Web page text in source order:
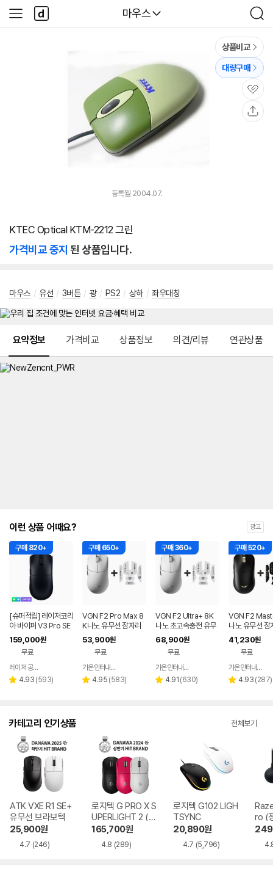
다나와
마우스
검
색
사
이
다
나
와
상품비교
대량구매
관
심
등록월 2004.07.
KTEC Optical KTM-2212 그린
가격비교 중지 된 상품입니다.
마우스 / 유선 / 3버튼 / 광 / PS2 / 상하 / 좌우대칭
요약정보 가격비교 상품정보 의견/리뷰 연관상품
이런 상품 어때요? 광고
구매 820+
[슈퍼적립] 레이저코리
아 바이퍼 V3 Pro SE
바브삼 e스포츠 무선
게이밍 마우스
159,000원
무료
페이
레이저 공식스토어
별 4.93 리
(593)
구매 650+
VGN F2 Pro Max 8
K나노 유무선 잠자리
게이밍 마우스 화이트
53,900원
무료
페이
가온인터내셔날
별 4.95 리
(583)
구매 360+
VGN F2 Ultra+ 8K
나노 초고속충전 유무
선 잠자리 게이밍 마우
스 화이트
68,900원
무료
페이
가온인터내셔날
별 4.91 리
(630)
구매 520+
VGN F2
나노 유무선 잠
이밍 마우스+
프 블랙
41,230원
무료
가온인터내셔날
별 4.93 리
(287)
카테고리 인기상품 전체보기
ATK VXE R1 SE+
유무선 브라보텍
25,900원
4.7 (246)
로지텍 G PRO X S
UPERLIGHT 2 (정
품)
165,700원
4.8 (289)
로지텍 G102 LIGH
TSYNC
20,890원
4.7 (5,796)
ro (